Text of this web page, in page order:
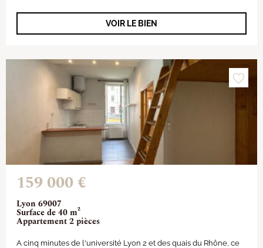
VOIR LE BIEN
Lyon 69007
Surface de 40 m²
Appartement 2 pièces
159 000 €
A cinq minutes de l'université Lyon 2 et des quais du Rhône, ce